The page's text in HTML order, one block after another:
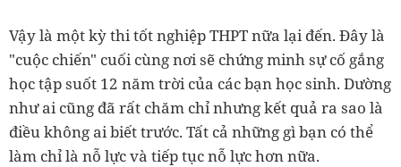
Vậy là một kỳ thi tốt nghiệp THPT nữa lại đến. Đây là
"cuộc chiến" cuối cùng nơi sẽ chứng minh sự cố gắng
học tập suốt 12 năm trời của các bạn học sinh. Dường
như ai cũng đã rất chăm chỉ nhưng kết quả ra sao là
điều không ai biết trước. Tất cả những gì bạn có thể
làm chỉ là nỗ lực và tiếp tục nỗ lực hơn nữa.